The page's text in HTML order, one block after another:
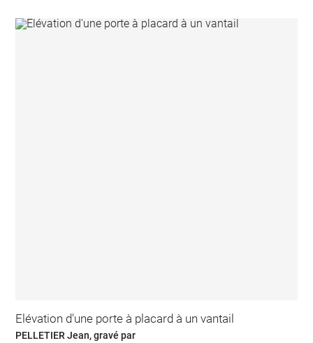
Elévation d'une porte à placard à un vantail
PELLETIER Jean, gravé par